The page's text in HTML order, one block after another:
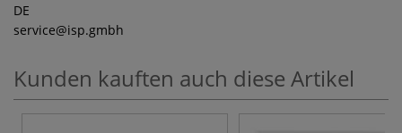
DE
service@isp.gmbh
Kunden kauften auch diese Artikel